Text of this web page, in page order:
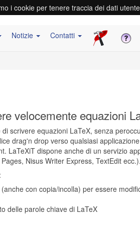
i cookie per tenere traccia dei dati
Notizie Contatti
velocemente equazioni
scrivere equazioni LaTeX, senza
drag'n drop verso qualsiasi
LaTeXiT dispone anche di un servizio
Nisus Writer Express, TextEdit ecc.).
con copia/incolla) per essere
delle parole chiave di LaTeX